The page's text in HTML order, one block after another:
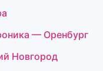
— Оренбург
Новгород